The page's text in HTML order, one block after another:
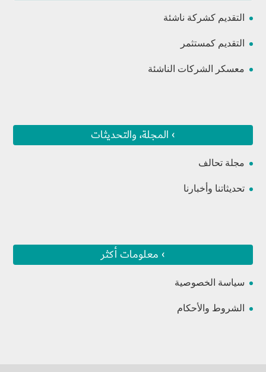
التقديم كشركة ناشئة
التقديم كمستثمر
معسكر الشركات الناشئة
› المجلة، والتحديثات
مجلة تحالف
تحديثاتنا وأخبارنا
› معلومات أكثر
سياسة الخصوصية
الشروط والأحكام